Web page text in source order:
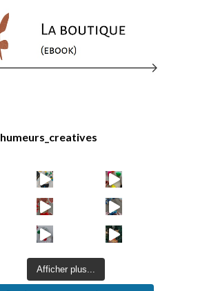
humeurs_creatives
Afficher plus...